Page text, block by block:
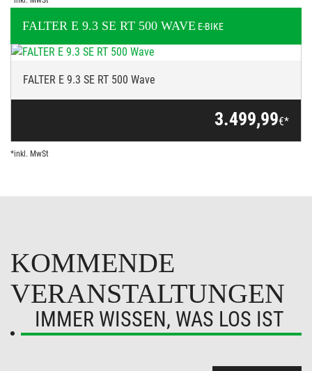
FALTER E 9.3 SE RT 500 WAVE E-BIKE
FALTER E 9.3 SE RT 500 Wave
3.499,99€*
*inkl. MwSt
KOMMENDE
VERANSTALTUNGEN
IMMER WISSEN, WAS LOS IST